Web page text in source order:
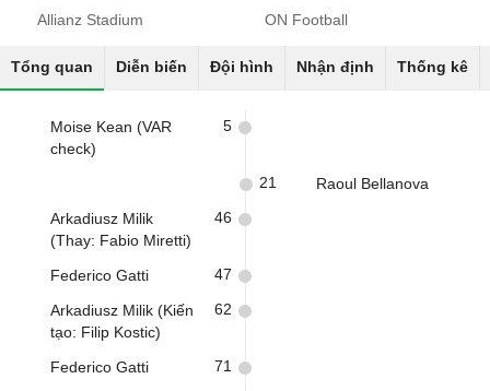
Allianz Stadium
ON Football
Tổng quan Diễn biến Đội hình Nhận định Thống kê
Moise Kean (VAR
check)
5
Raoul Bellanova
21
Arkadiusz Milik
(Thay: Fabio Miretti)
46
Federico Gatti 47
Arkadiusz Milik (Kiến
tạo: Filip Kostic)
62
Federico Gatti 71